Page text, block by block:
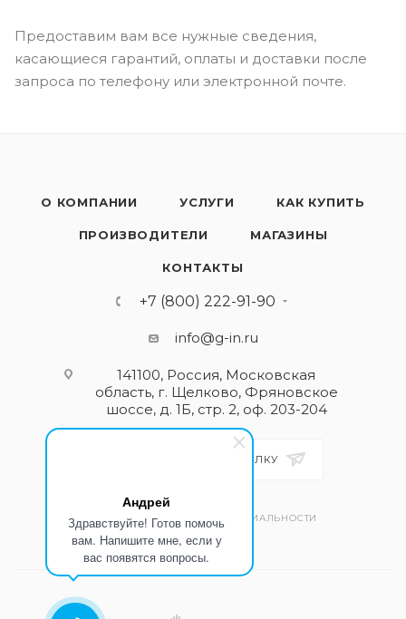
Андрей
Здравствуйте! Готов помочь
вам. Напишите мне, если у
вас появятся вопросы.
Предоставим вам все нужные сведения,
касающиеся гарантий, оплаты и доставки после
запроса по телефону или электронной почте.
О КОМПАНИИ УСЛУГИ КАК КУПИТЬ
ПРОИЗВОДИТЕЛИ МАГАЗИНЫ
КОНТАКТЫ
+7 (800) 222-91-90
info@g-in.ru
141100, Россия, Московская
область, г. Щелково, Фряновское
шоссе, д. 1Б, стр. 2, оф. 203-204
ПОДПИСАТЬСЯ НА РАССЫЛКУ
ПОЛИТИКА КОНФИДЕНЦИАЛЬНОСТИ